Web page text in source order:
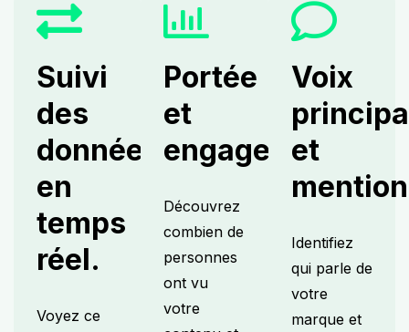
Suivi
des
données
en
temps
réel.
Voyez ce
Portée
et
engagement.
Découvrez
combien de
personnes
ont vu
votre
Voix
et
Identifiez
qui parle de
votre
marque et